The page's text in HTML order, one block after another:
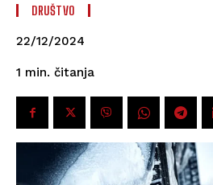
DRUŠTVO
22/12/2024
1 min. čitanja